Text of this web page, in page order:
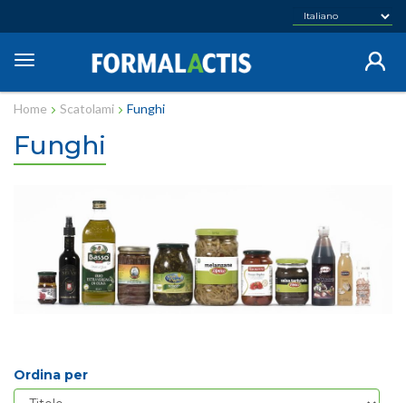
principale
Home Scatolami Funghi
Funghi
Ordina per